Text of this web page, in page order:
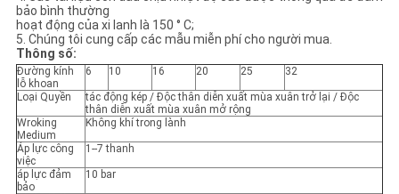
CHÍNH
SÁCH
BẢO
MẬT
bảo bình thường
hoạt động của xi lanh là 150 ° C;
5. Chúng tôi cung cấp các mẫu miễn phí cho người mua.
Thông số:
Đường kính
lỗ khoan
6 10 16 20 25 32
Loại Quyền
tác động kép / Độc thân diễn xuất mùa xuân trở lại / Độc
thân diễn xuất mùa xuân mở rộng
Wroking
Medium
Không khí trong lành
Áp lực công
việc
1--7 thanh
áp lực đảm
bảo
10 bar